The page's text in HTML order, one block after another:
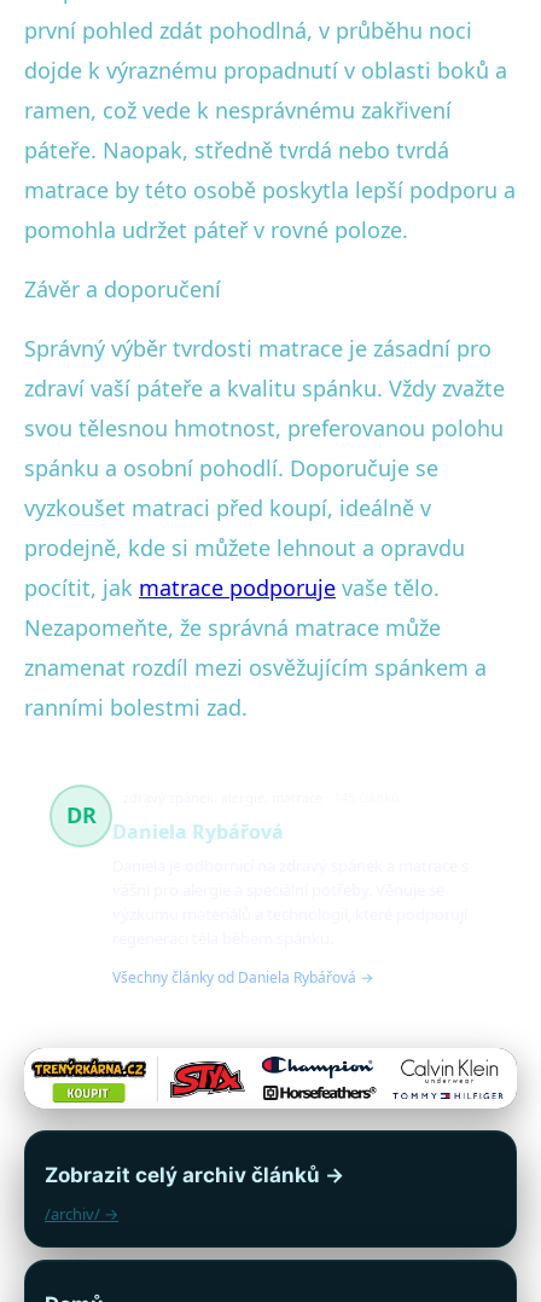
první pohled zdát pohodlná, v průběhu noci
dojde k výraznému propadnutí v oblasti boků a
ramen, což vede k nesprávnému zakřivení
páteře. Naopak, středně tvrdá nebo tvrdá
matrace by této osobě poskytla lepší podporu a
pomohla udržet páteř v rovné poloze.
Závěr a doporučení
Správný výběr tvrdosti matrace je zásadní pro
zdraví vaší páteře a kvalitu spánku. Vždy zvažte
svou tělesnou hmotnost, preferovanou polohu
spánku a osobní pohodlí. Doporučuje se
vyzkoušet matraci před koupí, ideálně v
prodejně, kde si můžete lehnout a opravdu
pocítit, jak matrace podporuje vaše tělo.
Nezapomeňte, že správná matrace může
znamenat rozdíl mezi osvěžujícím spánkem a
ranními bolestmi zad.
DR
Daniela Rybářová
Všechny články od Daniela Rybářová →
Zobrazit celý archiv článků →
/archiv/ →